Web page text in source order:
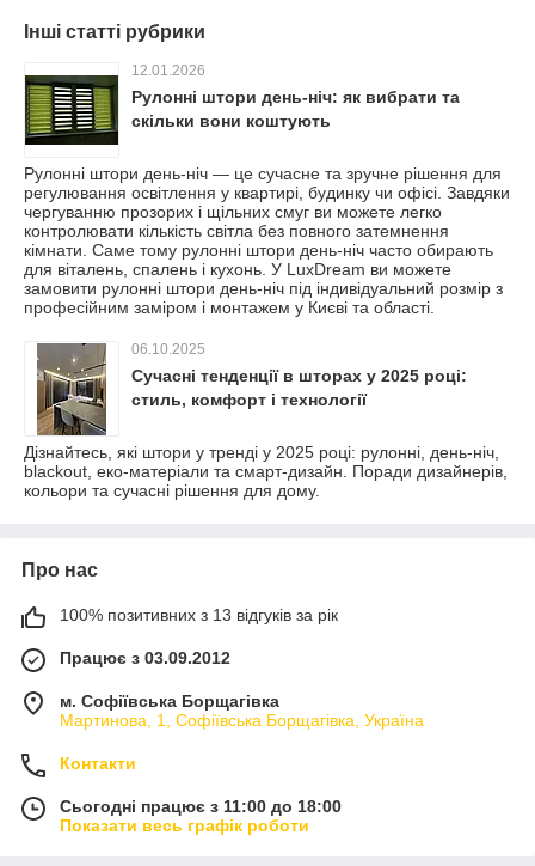
Інші статті рубрики
12.01.2026
Рулонні штори день-ніч: як вибрати та
скільки вони коштують
Рулонні штори день-ніч — це сучасне та зручне рішення для
регулювання освітлення у квартирі, будинку чи офісі. Завдяки
чергуванню прозорих і щільних смуг ви можете легко
контролювати кількість світла без повного затемнення
кімнати. Саме тому рулонні штори день-ніч часто обирають
для віталень, спалень і кухонь. У LuxDream ви можете
замовити рулонні штори день-ніч під індивідуальний розмір з
професійним заміром і монтажем у Києві та області.
06.10.2025
Сучасні тенденції в шторах у 2025 році:
стиль, комфорт і технології
Дізнайтесь, які штори у тренді у 2025 році: рулонні, день-ніч,
blackout, еко-матеріали та смарт-дизайн. Поради дизайнерів,
кольори та сучасні рішення для дому.
Про нас
100% позитивних з 13 відгуків за рік
Працює з 03.09.2012
м. Софіївська Борщагівка
Мартинова, 1, Софіївська Борщагівка, Україна
Контакти
Сьогодні працює з 11:00 до 18:00
Показати весь графік роботи